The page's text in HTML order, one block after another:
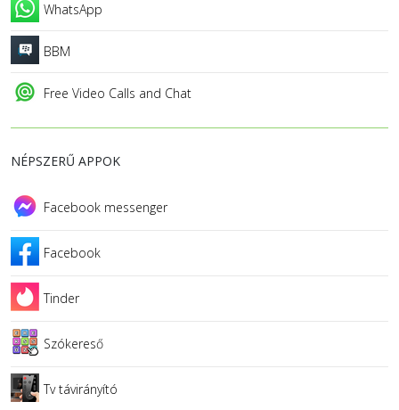
WhatsApp
BBM
Free Video Calls and Chat
NÉPSZERŰ APPOK
Facebook messenger
Facebook
Tinder
Szókereső
Tv távirányító